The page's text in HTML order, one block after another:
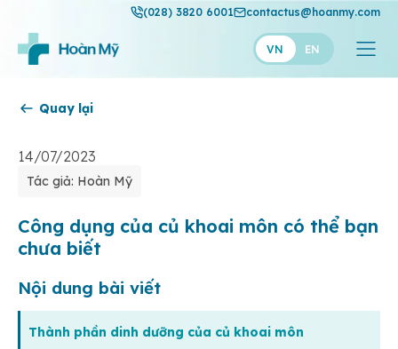
(028) 3820 6001 contactus@hoanmy.com
VN EN
Thuận Mỹ
Quay lại
14/07/2023
Tác giả: Hoàn Mỹ
Công dụng của củ khoai môn có thể bạn
chưa biết
Nội dung bài viết
Thành phần dinh dưỡng của củ khoai môn